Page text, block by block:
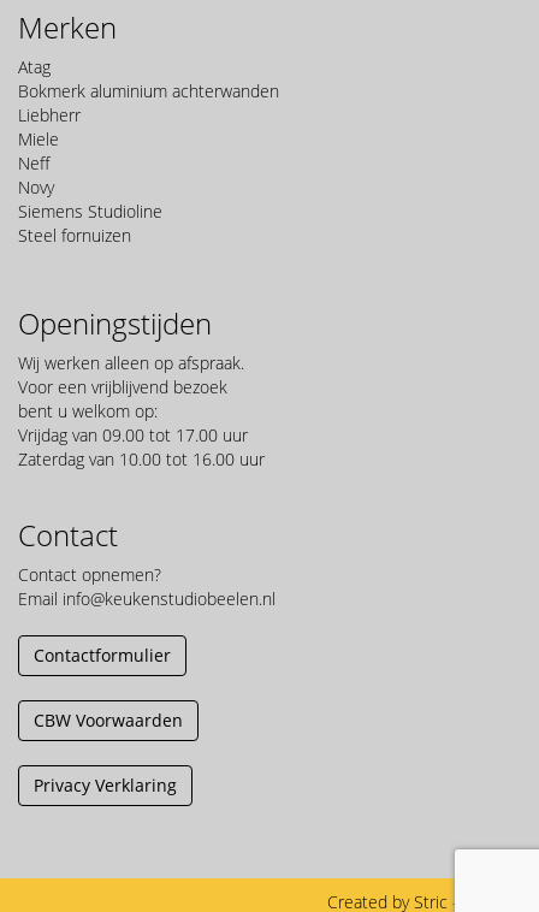
Merken
Atag
Bokmerk aluminium achterwanden
Liebherr
Miele
Neff
Novy
Siemens Studioline
Steel fornuizen
Openingstijden
Wij werken alleen op afspraak.
Voor een vrijblijvend bezoek
bent u welkom op:
Vrijdag van 09.00 tot 17.00 uur
Zaterdag van 10.00 tot 16.00 uur
Contact
Contact opnemen?
Email info@keukenstudiobeelen.nl
Contactformulier
CBW Voorwaarden
Privacy Verklaring
Created byStric - © 2026